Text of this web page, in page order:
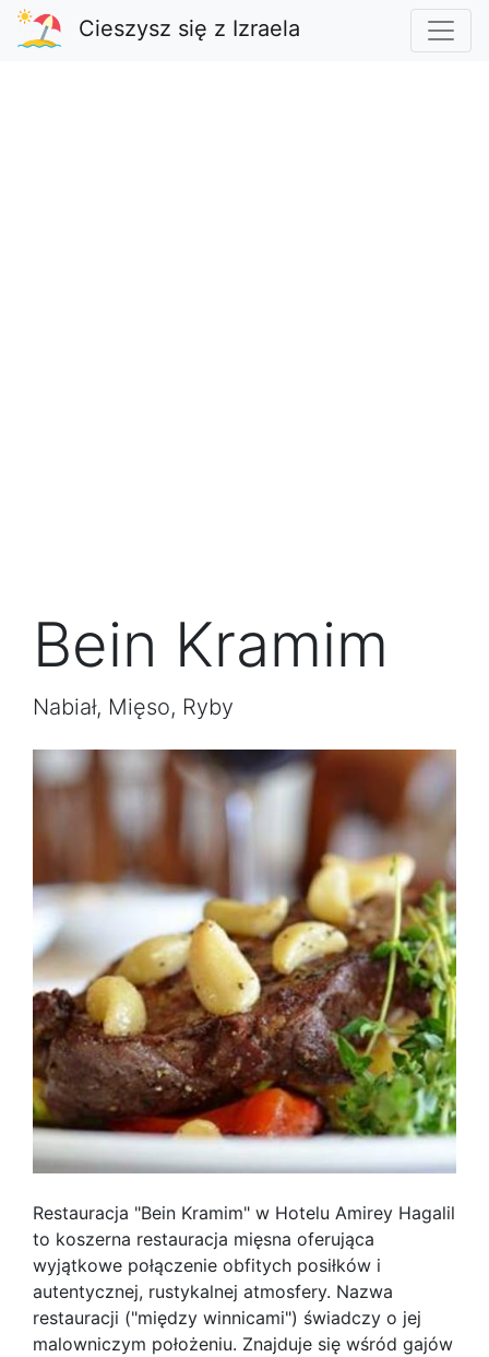
Cieszysz się z Izraela
Bein Kramim
Nabiał, Mięso, Ryby
Restauracja "Bein Kramim" w Hotelu Amirey Hagalil
to koszerna restauracja mięsna oferująca
wyjątkowe połączenie obfitych posiłków i
autentycznej, rustykalnej atmosfery. Nazwa
restauracji ("między winnicami") świadczy o jej
malowniczym położeniu. Znajduje się wśród gajów